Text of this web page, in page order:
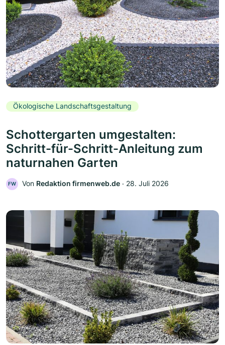
Ökologische Landschaftsgestaltung
Schottergarten umgestalten:
Schritt-für-Schritt-Anleitung zum
naturnahen Garten
FW Von Redaktion firmenweb.de ‧ 28. Juli 2026